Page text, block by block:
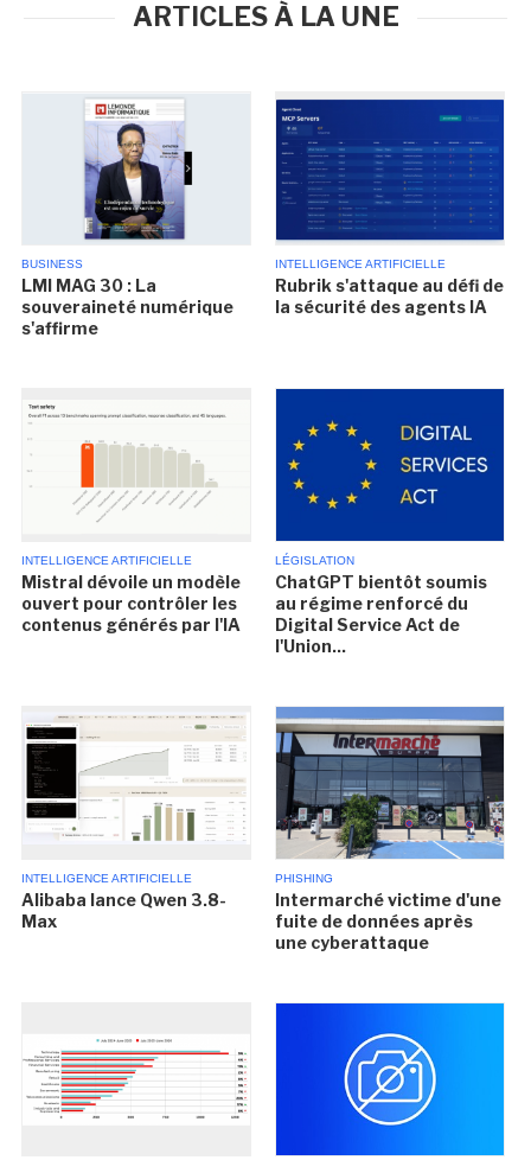
ARTICLES À LA UNE
BUSINESS
LMI MAG 30 : La
souveraineté numérique
s'affirme
INTELLIGENCE ARTIFICIELLE
Rubrik s'attaque au défi de
la sécurité des agents IA
INTELLIGENCE ARTIFICIELLE
Mistral dévoile un modèle
ouvert pour contrôler les
contenus générés par l'IA
LÉGISLATION
ChatGPT bientôt soumis
au régime renforcé du
Digital Service Act de
l'Union...
INTELLIGENCE ARTIFICIELLE
Alibaba lance Qwen 3.8-
Max
PHISHING
Intermarché victime d'une
fuite de données après
une cyberattaque